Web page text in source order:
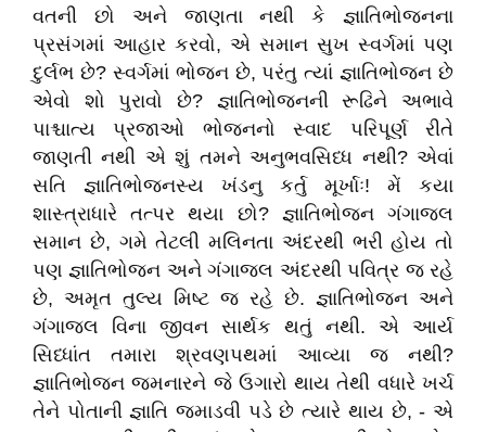
વતની છો અને જાણતા નથી કે જ્ઞાતિભોજનના
પ્રસંગમાં આહાર કરવો, એ સમાન સુખ સ્વર્ગમાં પણ
દુર્લભ છે? સ્વર્ગમાં ભોજન છે, પરંતુ ત્યાં જ્ઞાતિભોજન છે
એવો શો પુરાવો છે? જ્ઞાતિભોજનની રૂઢિને અભાવે
પાશ્ચાત્ય પ્રજાઓ ભોજનનો સ્વાદ પરિપૂર્ણ રીતે
જાણતી નથી એ શું તમને અનુભવસિધ્ધ નથી? એવાં
સતિ જ્ઞાતિભોજનસ્ય ખંડનુ કર્તુ મૂર્ખાઃ! મેં કયા
શાસ્ત્રાધારે તત્પર થયા છો? જ્ઞાતિભોજન ગંગાજલ
સમાન છે, ગમે તેટલી મલિનતા અંદરથી ભરી હોય તો
પણ જ્ઞાતિભોજન અને ગંગાજલ અંદરથી પવિત્ર જ રહે
છે, અમૃત તુલ્ય મિષ્ટ જ રહે છે. જ્ઞાતિભોજન અને
ગંગાજલ વિના જીવન સાર્થક થતું નથી. એ આર્ય
સિધ્ધાંત તમારા શ્રવણપથમાં આવ્યા જ નથી?
જ્ઞાતિભોજન જમનારને જે ઉગારો થાય તેથી વધારે ખર્ચ
તેને પોતાની જ્ઞાતિ જમાડવી પડે છે ત્યારે થાય છે, - એ